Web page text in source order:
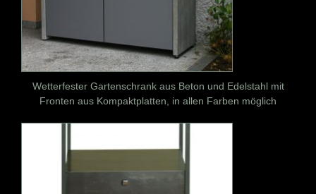
Wetterfester Gartenschrank aus Beton und Edelstahl mit
Fronten aus Kompaktplatten, in allen Farben möglich